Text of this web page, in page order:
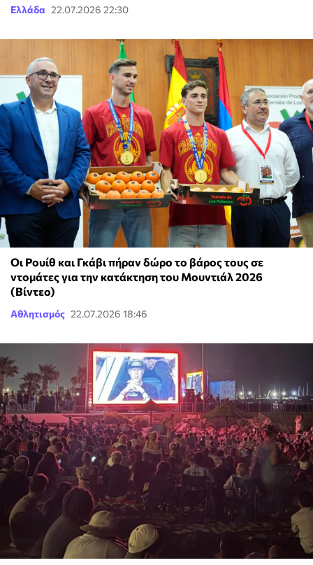
Ελλάδα 22.07.2026 22:30
Οι Ρουίθ και Γκάβι πήραν δώρο το βάρος τους σε
ντομάτες για την κατάκτηση του Μουντιάλ 2026
(Βίντεο)
Αθλητισμός 22.07.2026 18:46